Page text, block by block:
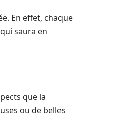
En effet, chaque
saura en
que la
ou de belles